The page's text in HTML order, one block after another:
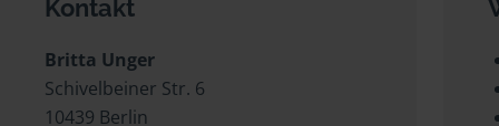
Kontakt
Britta Unger
Schivelbeiner Str. 6
10439 Berlin